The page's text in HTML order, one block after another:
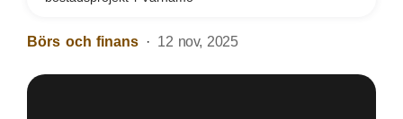
Börs och finans 12 nov, 2025